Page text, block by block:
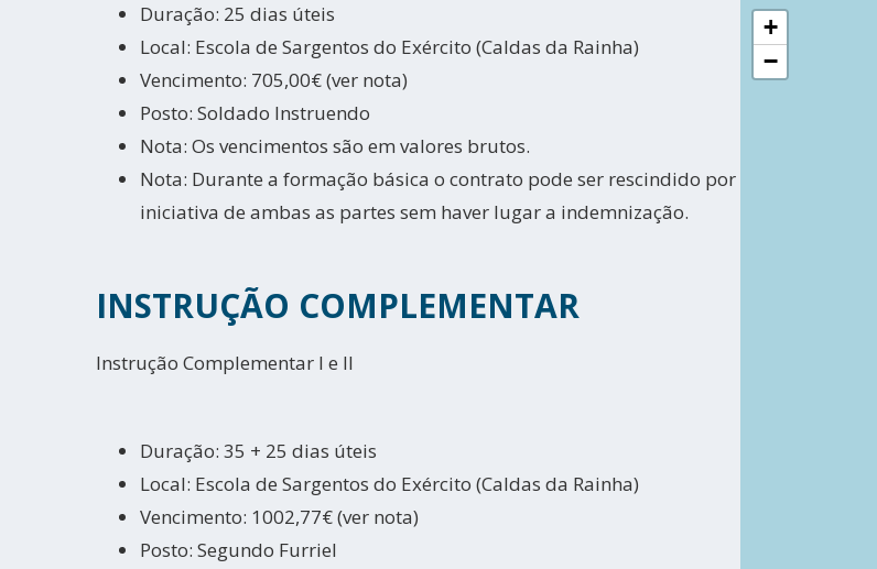
Duração: 25 dias úteis
Local: Escola de Sargentos do Exército (Caldas da Rainha)
Vencimento: 705,00€ (ver nota)
Posto: Soldado Instruendo
Nota: Os vencimentos são em valores brutos.
Nota: Durante a formação básica o contrato pode ser rescindido por
iniciativa de ambas as partes sem haver lugar a indemnização.
INSTRUÇÃO COMPLEMENTAR
Instrução Complementar I e II
Duração: 35 + 25 dias úteis
Local: Escola de Sargentos do Exército (Caldas da Rainha)
Vencimento: 1002,77€ (ver nota)
Posto: Segundo Furriel
+
−